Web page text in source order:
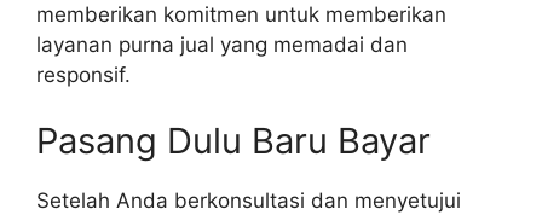
memberikan komitmen untuk memberikan
layanan purna jual yang memadai dan
responsif.
Pasang Dulu Baru Bayar
Setelah Anda berkonsultasi dan menyetujui